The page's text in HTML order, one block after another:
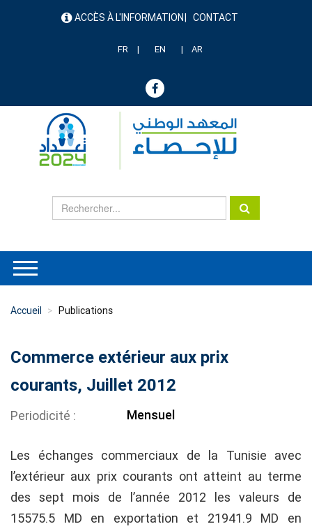
menu ACCÈS À L'INFORMATION CONTACT
FR EN AR
Accueil Publications
Commerce extérieur aux prix
courants, Juillet 2012
Periodicité Mensuel
Les échanges commerciaux de la Tunisie avec
l’extérieur aux prix courants ont atteint au terme
des sept mois de l’année 2012 les valeurs de
15575.5 MD en exportation et 21941.9 MD en